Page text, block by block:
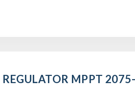
REGULATOR MPPT